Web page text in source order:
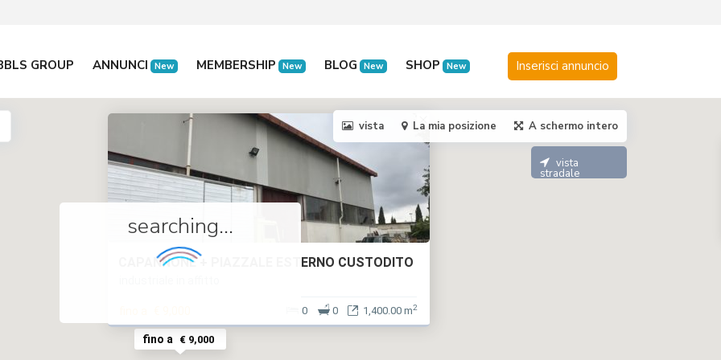
GROUP ANNUNCI New MEMBERSHIP New BLOG New SHOP New
fino a € 9,000
CAPANNONE + PIAZZALE ESTERNO CUSTODITO
1,400.00 m2
0
0
searching...
vista La mia posizione A schermo intero
vista
stradale